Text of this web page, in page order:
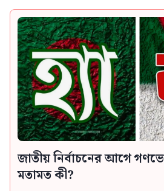
জাতীয় নির্বাচনের আগে
মতামত কী?